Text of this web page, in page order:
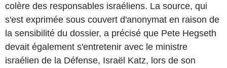
colère des responsables israéliens. La source, qui
s'est exprimée sous couvert d'anonymat en raison de
la sensibilité du dossier, a précisé que Pete Hegseth
devait également s'entretenir avec le ministre
israélien de la Défense, Israël Katz, lors de son